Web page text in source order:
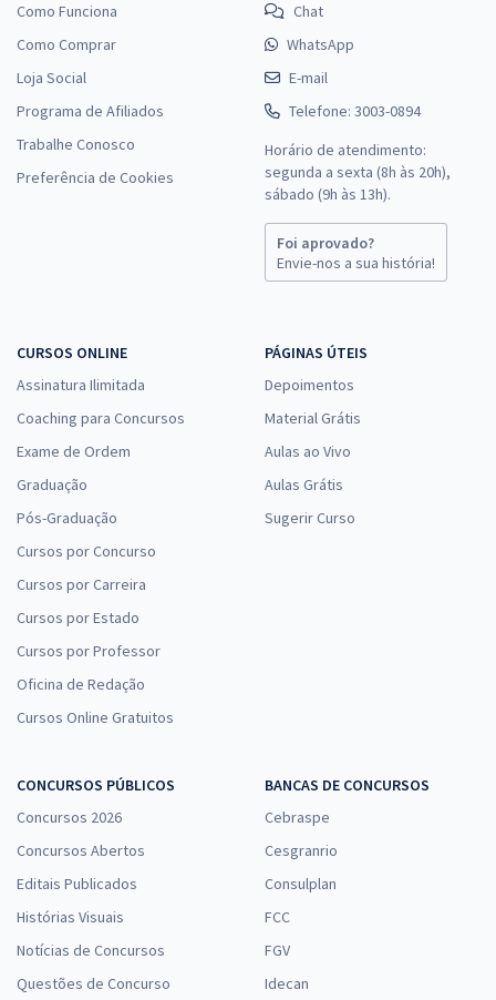
Como Funciona
Como Comprar
Loja Social
Programa de Afiliados
Trabalhe Conosco
Preferência de Cookies
Chat
WhatsApp
E-mail
Telefone: 3003-0894
Horário de atendimento:
segunda a sexta (8h às 20h),
sábado (9h às 13h).
Foi aprovado?
Envie-nos a sua história!
CURSOS ONLINE
Assinatura Ilimitada
Coaching para Concursos
Exame de Ordem
Graduação
Pós-Graduação
Cursos por Concurso
Cursos por Carreira
Cursos por Estado
Cursos por Professor
Oficina de Redação
Cursos Online Gratuitos
PÁGINAS ÚTEIS
Depoimentos
Material Grátis
Aulas ao Vivo
Aulas Grátis
Sugerir Curso
CONCURSOS PÚBLICOS
Concursos 2026
Concursos Abertos
Editais Publicados
Histórias Visuais
Notícias de Concursos
Questões de Concurso
BANCAS DE CONCURSOS
Cebraspe
Cesgranrio
Consulplan
FCC
FGV
Idecan